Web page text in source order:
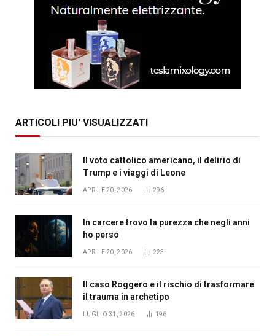
ARTICOLI PIU' VISUALIZZATI
Il voto cattolico americano, il delirio di
Trump e i viaggi di Leone
APRILE 20, 2026 296
In carcere trovo la purezza che negli anni
ho perso
APRILE 20, 2026 223
Il caso Roggero e il rischio di trasformare
il trauma in archetipo
LUGLIO 31, 2026 196